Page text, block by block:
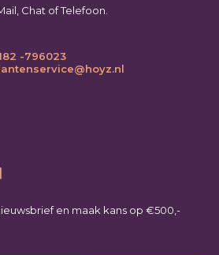
Chat of Telefoon.
-796023
en maak kans op €500,-